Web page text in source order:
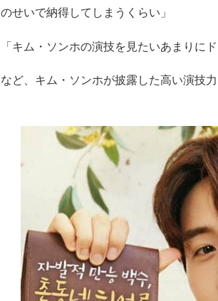
のせいで納得してしまうくらい」
「キム・ソンホの演技を見たいあまりに
など、キム・ソンホが披露した高い演技